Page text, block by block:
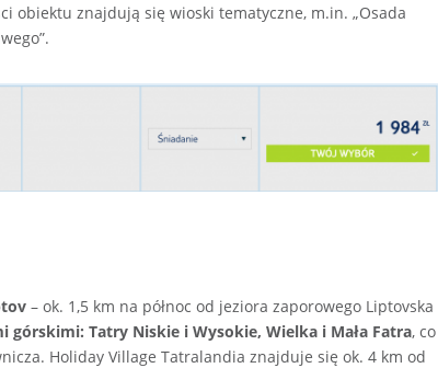
obiektu znajdują się wioski tematyczne, m.in. „Osada
– ok. 1,5 km na północ od jeziora zaporowego Liptovska
górskimi: Tatry Niskie i Wysokie, Wielka i Mała Fatra, co
Holiday Village Tatralandia znajduje się ok. 4 km od